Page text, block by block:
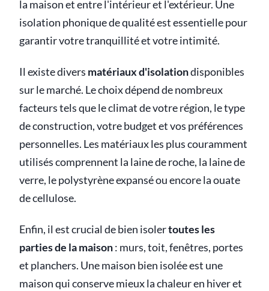
la maison et entre l'intérieur et l'extérieur. Une
isolation phonique de qualité est essentielle pour
garantir votre tranquillité et votre intimité.
Il existe divers matériaux d'isolationdisponibles
sur le marché. Le choix dépend de nombreux
facteurs tels que le climat de votre région, le type
de construction, votre budget et vos préférences
personnelles. Les matériaux les plus couramment
utilisés comprennent la laine de roche, la laine de
verre, le polystyrène expansé ou encore la ouate
de cellulose.
Enfin, il est crucial de bien isolertoutes les
parties de la maison: murs, toit, fenêtres, portes
et planchers. Une maison bien isolée est une
maison qui conserve mieux la chaleur en hiver et